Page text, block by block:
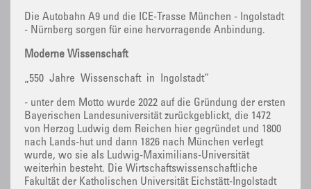
Die Autobahn A9 und die ICE-Trasse München - Ingolstadt
- Nürnberg sorgen für eine hervorragende Anbindung.
Moderne Wissenschaft
„550 Jahre Wissenschaft in Ingolstadt“
- unter dem Motto wurde 2022 auf die Gründung der ersten
Bayerischen Landesuniversität zurückgeblickt, die 1472
von Herzog Ludwig dem Reichen hier gegründet und 1800
nach Lands-hut und dann 1826 nach München verlegt
wurde, wo sie als Ludwig-Maximilians-Universität
weiterhin besteht. Die Wirtschaftswissenschaftliche
Fakultät der Katholischen Universität Eichstätt-Ingolstadt